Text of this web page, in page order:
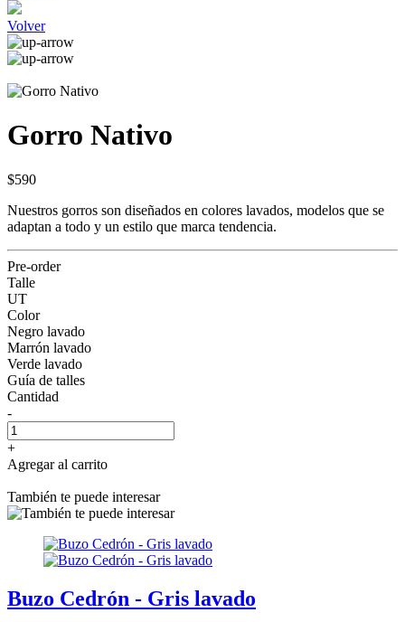
Volver
Gorro Nativo
$590
Nuestros gorros son diseñados en colores lavados, modelos que se
adaptan a todo y un estilo que marca tendencia.
Pre-order
Talle
UT
Color
Negro lavado
Marrón lavado
Verde lavado
Guía de talles
Cantidad
-
+
Agregar al carrito
También te puede interesar
Buzo Cedrón - Gris lavado